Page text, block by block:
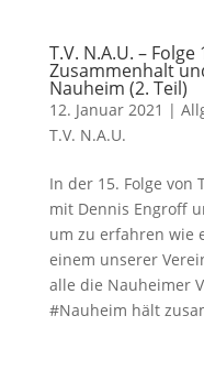
T.V. N.A.U. –
Zusammenhalt
Nauheim (2. Teil)
12. Januar 2021 |
T.V. N.A.U.
In der 15. Folge von
mit Dennis Engroff
um zu erfahren wie
einem unserer
alle die Nauheimer
#Nauheim hält